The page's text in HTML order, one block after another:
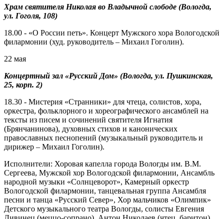
Храм святителя Николая во Владычной слободе (Вологда,
ул. Гоголя, 108)
18.00 - «О России петь». Концерт Мужского хора Вологодской
филармонии (худ. руководитель – Михаил Гоголин).
22 мая
Концертный зал «Русский Дом» (Вологда, ул. Пушкинская,
25, корп. 2)
18.30 - Мистерия «Странники» для чтеца, солистов, хора,
оркестра, фольклорного и хореографического ансамблей на
тексты из писем и сочинений святителя Игнатия
(Брянчанинова), духовных стихов и канонических
православных песнопений (музыкальный руководитель и
дирижер – Михаил Гоголин).
Исполнители: Хоровая капелла города Вологды им. В.М.
Сергеева, Мужской хор Вологодской филармонии, Ансамбль
народной музыки «Солнцеворот», Камерный оркестр
Вологодской филармонии, танцевальная группа Ансамбля
песни и танца «Русский Север», Хор мальчиков «Олимпик»
Детского музыкального театра Вологды, солисты Евгения